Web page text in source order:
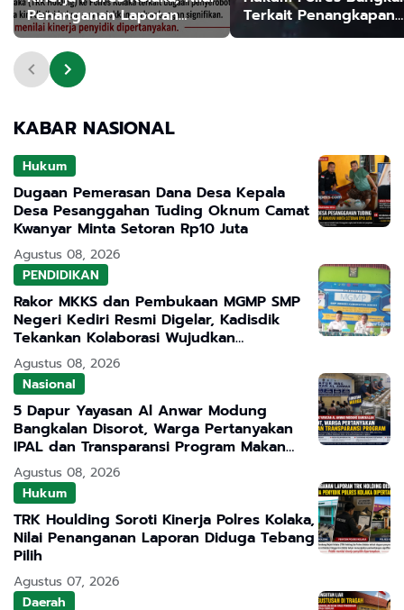
Penanganan Laporan
Diduga Tebang Pilih
Terkait Penangkapan
Arena Sabung Ayam
KABAR NASIONAL
Hukum
Dugaan Pemerasan Dana Desa Kepala
Desa Pesanggahan Tuding Oknum Camat
Kwanyar Minta Setoran Rp10 Juta
Agustus 08, 2026
PENDIDIKAN
Rakor MKKS dan Pembukaan MGMP SMP
Negeri Kediri Resmi Digelar, Kadisdik
Tekankan Kolaborasi Wujudkan
Pendidikan Bermutu
Agustus 08, 2026
Nasional
5 Dapur Yayasan Al Anwar Modung
Bangkalan Disorot, Warga Pertanyakan
IPAL dan Transparansi Program Makan
Bergizi Gratis
Agustus 08, 2026
Hukum
TRK Houlding Soroti Kinerja Polres Kolaka,
Nilai Penanganan Laporan Diduga Tebang
Pilih
Agustus 07, 2026
Daerah